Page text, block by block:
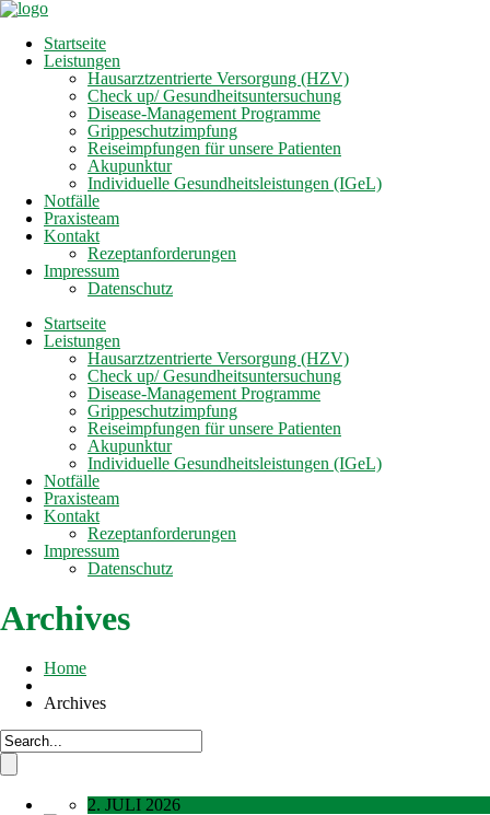
Startseite
Leistungen
Hausarztzentrierte Versorgung (HZV)
Check up/ Gesundheitsuntersuchung
Disease-Management Programme
Grippeschutzimpfung
Reiseimpfungen für unsere Patienten
Akupunktur
Individuelle Gesundheitsleistungen (IGeL)
Notfälle
Praxisteam
Kontakt
Rezeptanforderungen
Impressum
Datenschutz
Startseite
Leistungen
Hausarztzentrierte Versorgung (HZV)
Check up/ Gesundheitsuntersuchung
Disease-Management Programme
Grippeschutzimpfung
Reiseimpfungen für unsere Patienten
Akupunktur
Individuelle Gesundheitsleistungen (IGeL)
Notfälle
Praxisteam
Kontakt
Rezeptanforderungen
Impressum
Datenschutz
Archives
Home
Archives
2. JULI 2026